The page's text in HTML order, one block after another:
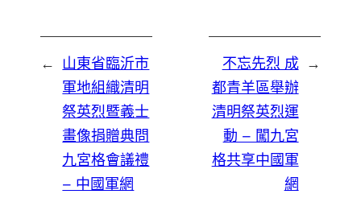
← 山東省臨沂市
軍地組織清明
祭英烈暨義士
畫像捐贈典問
九宮格會議禮
– 中國軍網
→
不忘先烈 成
都青羊區舉辦
清明祭英烈運
動 – 闖九宮
格共享中國軍
網